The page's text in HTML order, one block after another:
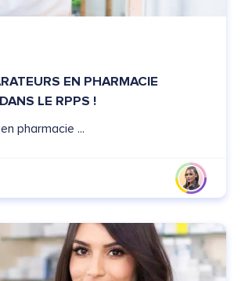
EN PHARMACIE
LE RPPS !
pharmacie ...